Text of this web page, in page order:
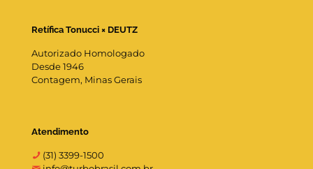
Retífica Tonucci × DEUTZ
Autorizado Homologado
Desde 1946
Contagem, Minas Gerais
Atendimento
(31) 3399-1500